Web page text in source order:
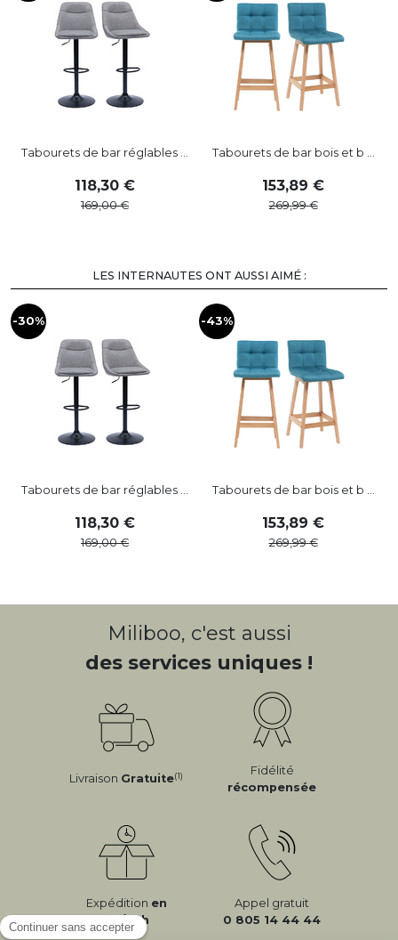
Tabourets de bar réglables ...
118,30
169,00
Tabourets de bar bois et b ...
153,89
269,99
LES INTERNAUTES ONT AUSSI AIMÉ :
-30%
Tabourets de bar réglables ...
118,30
169,00
-43%
Tabourets de bar bois et b ...
153,89
269,99
Miliboo, c'est aussi
des services uniques !
Livraison Gratuite(1)
Fidélité
récompensée
Expédition en
24/72h
Appel gratuit
0 805 14 44 44